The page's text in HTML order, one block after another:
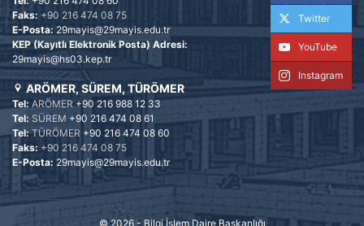
Twitter
YouTube
Instagram
Faks: +90 216 474 08 75
E-Posta: 29mayis@29mayis.edu.tr
KEP (Kayıtlı Elektronik Posta) Adresi:
29mayis@hs03.kep.tr
ARÖMER, SÜREM, TÜRÖMER
Tel: ARÖMER+90 216 988 12 33
Tel: SÜREM +90 216 474 08 61
Tel:TÜRÖMER +90 216 474 08 60
Faks: +90 216 474 08 75
E-Posta: 29mayis@29mayis.edu.tr
© 2026 - Bilgi İşlem Daire Başkanlığı